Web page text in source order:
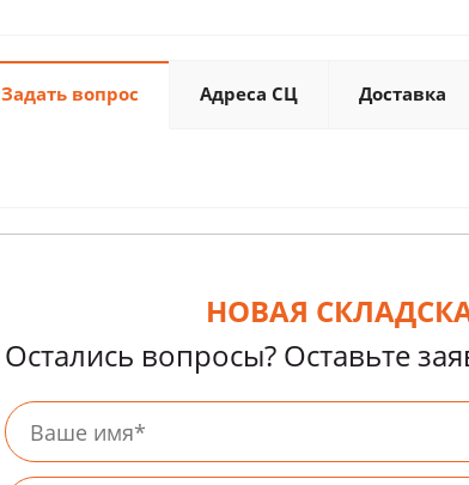
Задать вопрос Адреса СЦ Доставка
НОВАЯ
Остались вопросы? Оставьте